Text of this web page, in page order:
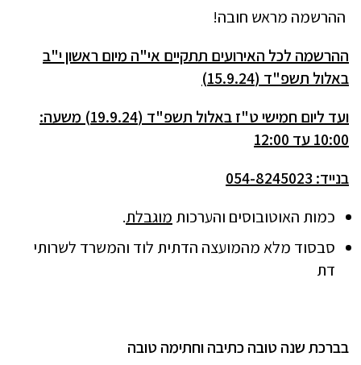
ההרשמה מראש חובה!
ההרשמה לכל האירועים תתקיים אי"ה מיום ראשון י"ב
באלול תשפ"ד (15.9.24)
ועד ליום חמישי ט"ז באלול תשפ"ד (19.9.24) משעה:
10:00 עד 12:00
בנייד: 054-8245023
כמות האוטובוסים והערכות מוגבלת.
סבסוד מלא מהמועצה הדתית לוד והמשרד לשרותי
דת
בברכת שנה טובה כתיבה וחתימה טובה